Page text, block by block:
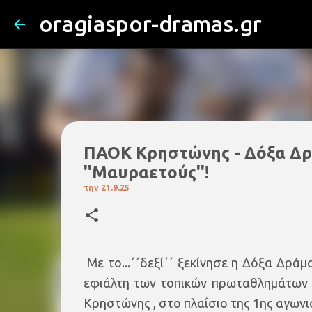
oragiaspor-dramas.gr
ΠΑΟΚ Κρηστώνης - Δόξα
''Μαυραετούς''!
την 21.9.25
Με το...΄΄δεξί΄΄ ξεκίνησε η Δόξα
εφιάλτη των τοπικών
Κρηστώνης , στο πλαίσιο της 1ης